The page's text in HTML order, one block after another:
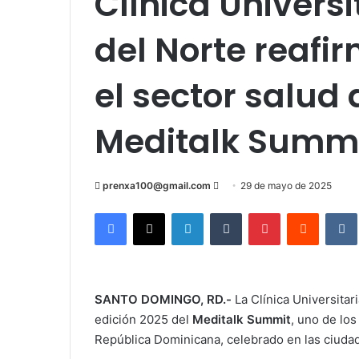
del Norte
el sector salud
Meditalk
prenxa100@gmail.com
Send
email
29 de mayo de 2025
Facebook
X LinkedInTumblr PinterestReddit
SANTO DOMINGO, RD.- La Clínica
edición 2025 del Meditalk Summit, uno de
República Dominicana, celebrado en las